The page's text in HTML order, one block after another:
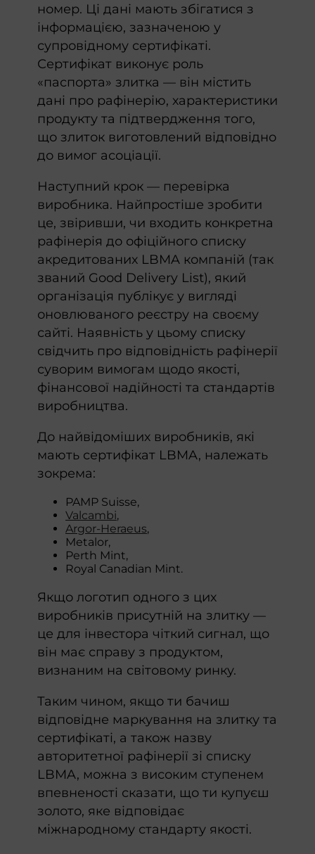
номер. Ці дані мають збігатися з
інформацією, зазначеною у
супровідному сертифікаті.
Сертифікат виконує роль
«паспорта» злитка — він містить
дані про рафінерію, характеристики
продукту та підтвердження того,
що злиток виготовлений відповідно
до вимог асоціації.
Наступний крок — перевірка
виробника. Найпростіше зробити
це, звіривши, чи входить конкретна
рафінерія до офіційного списку
акредитованих LBMA компаній (так
званий Good Delivery List), який
організація публікує у вигляді
оновлюваного реєстру на своєму
сайті. Наявність у цьому списку
свідчить про відповідність рафінерії
суворим вимогам щодо якості,
фінансової надійності та стандартів
виробництва.
До найвідоміших виробників, які
мають сертифікат LBMA, належать
зокрема:
PAMP Suisse,
Valcambi,
Argor-Heraeus,
Metalor,
Perth Mint,
Royal Canadian Mint.
Якщо логотип одного з цих
виробників присутній на злитку —
це для інвестора чіткий сигнал, що
він має справу з продуктом,
визнаним на світовому ринку.
Таким чином, якщо ти бачиш
відповідне маркування на злитку та
сертифікаті, а також назву
авторитетної рафінерії зі списку
LBMA, можна з високим ступенем
впевненості сказати, що ти купуєш
золото, яке відповідає
міжнародному стандарту якості.